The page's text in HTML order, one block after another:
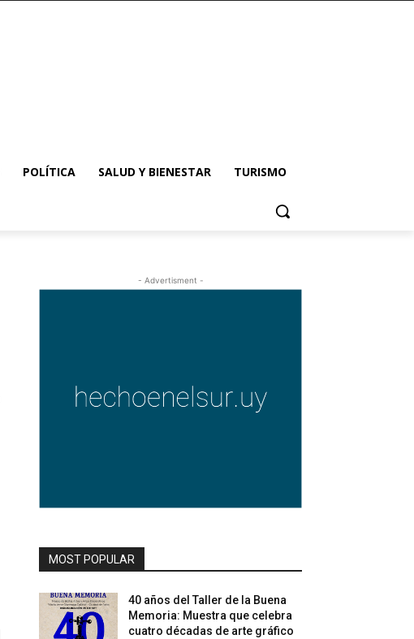
POLÍTICA SALUD Y BIENESTAR TURISMO
- Advertisment -
MOST POPULAR
40 años del Taller de la Buena
Memoria: Muestra que celebra
cuatro décadas de arte gráfico